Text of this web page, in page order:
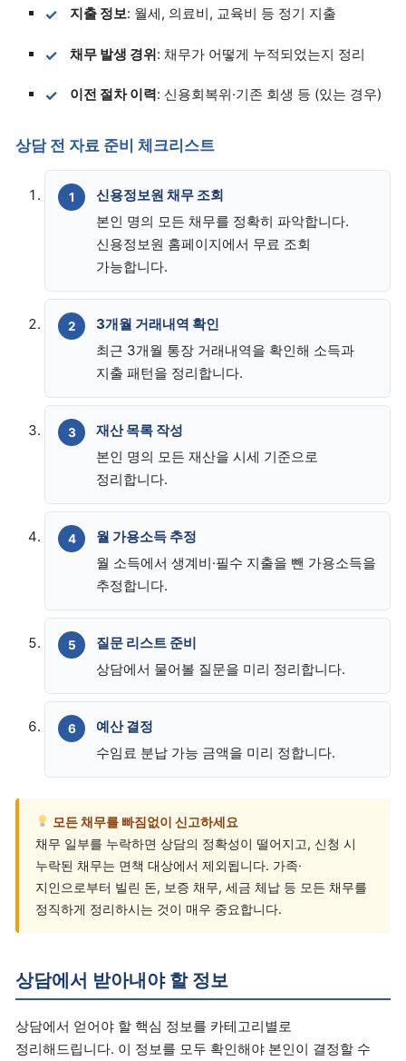
지출 정보: 월세, 의료비, 교육비 등 정기 지출
채무 발생 경위: 채무가 어떻게 누적되었는지 정리
이전 절차 이력: 신용회복위·기존 회생 등 (있는 경우)
상담 전 자료 준비 체크리스트
신용정보원 채무 조회
본인 명의 모든 채무를 정확히 파악합니다.
신용정보원 홈페이지에서 무료 조회
가능합니다.
3개월 거래내역 확인
최근 3개월 통장 거래내역을 확인해 소득과
지출 패턴을 정리합니다.
재산 목록 작성
본인 명의 모든 재산을 시세 기준으로
정리합니다.
월 가용소득 추정
월 소득에서 생계비·필수 지출을 뺀 가용소득을
추정합니다.
질문 리스트 준비
상담에서 물어볼 질문을 미리 정리합니다.
예산 결정
수임료 분납 가능 금액을 미리 정합니다.
모든 채무를 빠짐없이 신고하세요
채무 일부를 누락하면 상담의 정확성이 떨어지고, 신청 시
누락된 채무는 면책 대상에서 제외됩니다. 가족·
지인으로부터 빌린 돈, 보증 채무, 세금 체납 등 모든 채무를
정직하게 정리하시는 것이 매우 중요합니다.
상담에서 받아내야 할 정보
상담에서 얻어야 할 핵심 정보를 카테고리별로
정리해드립니다. 이 정보를 모두 확인해야 본인이 결정할 수